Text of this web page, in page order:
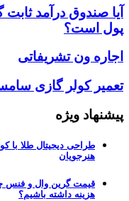
آیا صندوق درآمد
پول است؟
اجاره ون تشریفاتی
تعمیر کولر گازی
پیشنهاد ویژه
طراحی دیجیتال طلا با
هنرجویان
قیمت گرین وال و فنس
هزینه داشته باشیم؟